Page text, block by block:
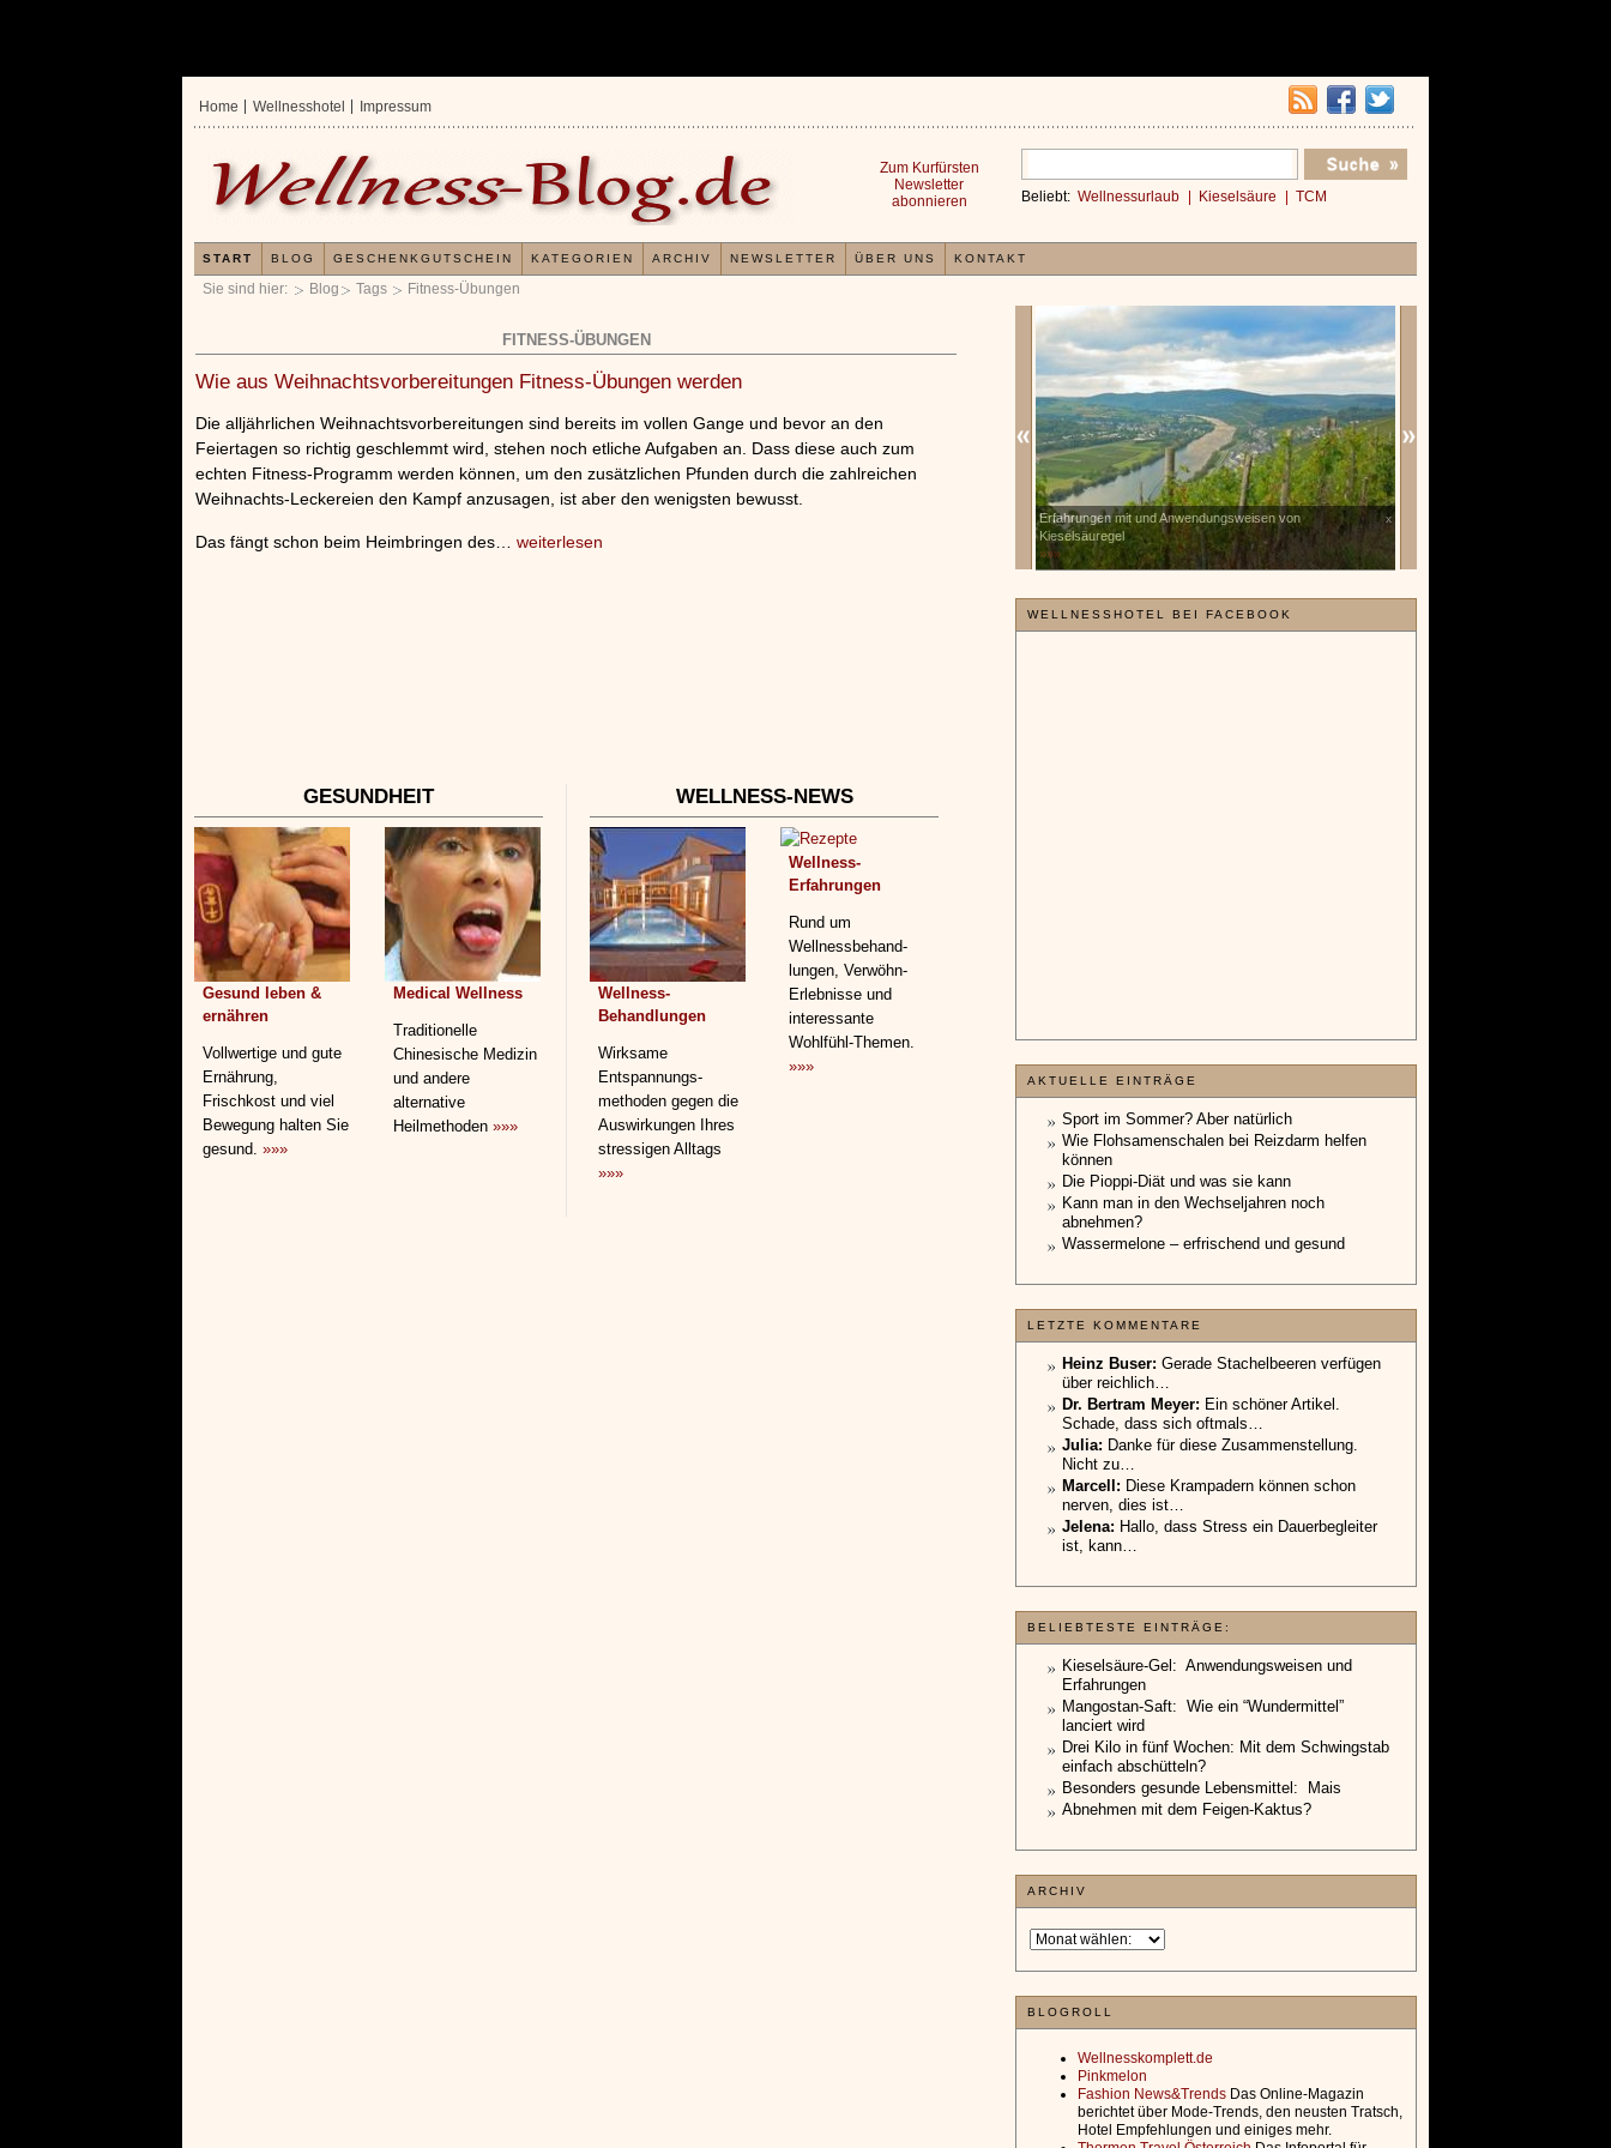
Sie sind hier: Blog Tags Fitness-Übungen
FITNESS-ÜBUNGEN
Wie aus Weihnachtsvorbereitungen Fitness-Übungen werden
Die alljährlichen Weihnachtsvorbereitungen sind bereits im vollen Gange und bevor an den
Feiertagen so richtig geschlemmt wird, stehen noch etliche Aufgaben an. Dass diese auch zum
echten Fitness-Programm werden können, um den zusätzlichen Pfunden durch die zahlreichen
Weihnachts-Leckereien den Kampf anzusagen, ist aber den wenigsten bewusst.
Das fängt schon beim Heimbringen des… weiterlesen
GESUNDHEIT
Gesund leben &
ernähren
Vollwertige und gute
Ernährung,
Frischkost und viel
Bewegung halten Sie
gesund. »»»
Medical Wellness
Traditionelle
Chinesische Medizin
und andere
alternative
Heilmethoden »»»
WELLNESS-NEWS
Wellness-
Behandlungen
Wirksame
Entspannungs­
methoden gegen die
Auswirkungen Ihres
stressigen Alltags
»»»
Wellness-
Erfahrungen
Rund um
Wellnessbehand­
lungen, Verwöhn-
Erlebnisse und
interessante
Wohlfühl-Themen.
»»»
»»»
x
Erfahrungen mit und Anwendungsweisen von
Kieselsäuregel
»»»
WELLNESSHOTEL BEI FACEBOOK
AKTUELLE EINTRÄGE
Sport im Sommer? Aber natürlich
Wie Flohsamenschalen bei Reizdarm helfen
können
Die Pioppi-Diät und was sie kann
Kann man in den Wechseljahren noch
abnehmen?
Wassermelone – erfrischend und gesund
LETZTE KOMMENTARE
Heinz Buser: Gerade Stachelbeeren verfügen
über reichlich…
Dr. Bertram Meyer: Ein schöner Artikel.
Schade, dass sich oftmals…
Julia: Danke für diese Zusammenstellung.
Nicht zu…
Marcell: Diese Krampadern können schon
nerven, dies ist…
Jelena: Hallo, dass Stress ein Dauerbegleiter
ist, kann…
BELIEBTESTE EINTRÄGE:
Kieselsäure-Gel: Anwendungsweisen und
Erfahrungen
Mangostan-Saft: Wie ein “Wundermittel”
lanciert wird
Drei Kilo in fünf Wochen: Mit dem Schwingstab
einfach abschütteln?
Besonders gesunde Lebensmittel: Mais
Abnehmen mit dem Feigen-Kaktus?
ARCHIV
BLOGROLL
Wellnesskomplett.de
Pinkmelon
Fashion News&Trends Das Online-Magazin
berichtet über Mode-Trends, den neusten Tratsch,
Hotel Empfehlungen und einiges mehr.
Home Wellnesshotel Impressum
Beliebt: Wellnessurlaub Kieselsäure TCM
Zum Kurfürsten
Newsletter
abonnieren
START BLOG GESCHENKGUTSCHEIN KATEGORIEN ARCHIV NEWSLETTER ÜBER UNS KONTAKT